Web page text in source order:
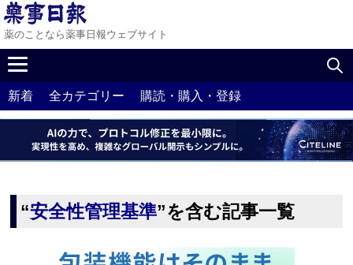
薬のことなら薬事日報ウェブサイト
新着 全カテゴリー 購読・購入・登録
“安全性管理基準”を含む記事一覧